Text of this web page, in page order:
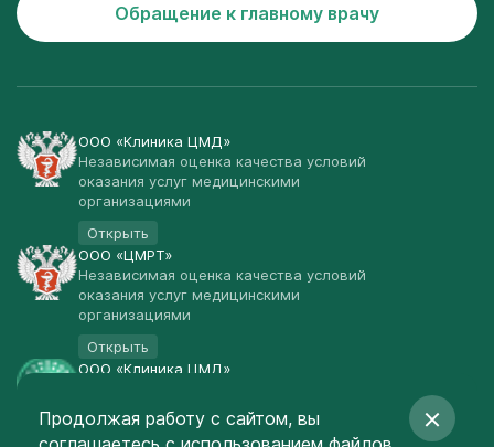
Обращение к главному врачу
ООО «Клиника ЦМД»
Независимая оценка качества условий
оказания услуг медицинскими
организациями
Открыть
ООО «ЦМРТ»
Независимая оценка качества условий
оказания услуг медицинскими
организациями
Открыть
ООО «Клиника ЦМД»
Открыть
Продолжая работу с сайтом, вы